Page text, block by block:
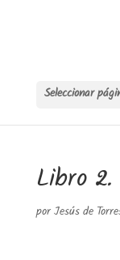
Seleccionar
Libro 2.
por Jesús de